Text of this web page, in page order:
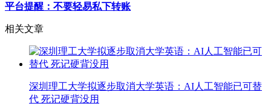
平台提醒：不要轻易私下转账
相关文章
深圳理工大学拟逐步取消大学英语：AI人工智能已可替
代 死记硬背没用